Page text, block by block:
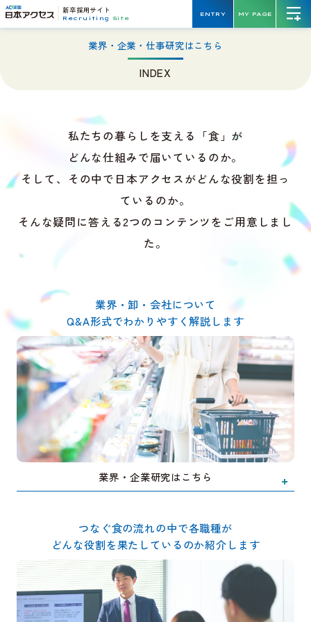
新卒採用サイト
Recruiting Site
ENTRY MY PAGE
業界・企業・仕事研究はこちら
INDEX
私たちの暮らしを支える「食」が
どんな仕組みで届いているのか。
そして、その中で日本アクセスがどんな役割を担っ
ているのか。
そんな疑問に答える2つのコンテンツをご用意しまし
た。
業界・卸・会社について
Q&A形式でわかりやすく解説します
業界・企業研究はこちら
つなぐ食の流れの中で各職種が
どんな役割を果たしているのか紹介します